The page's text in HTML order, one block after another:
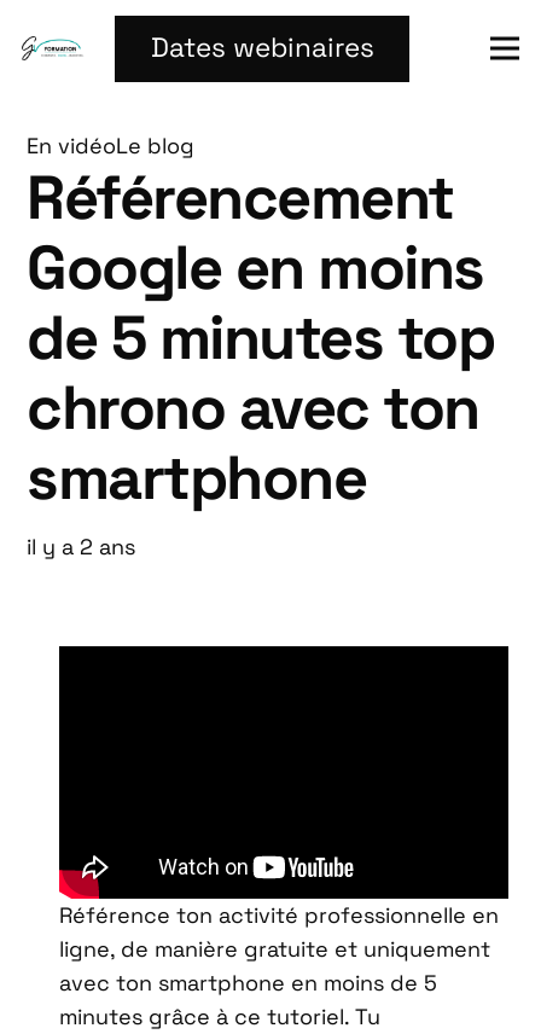
Dates webinaires
En vidéoLe blog
Référencement
Google en moins
de 5 minutes top
chrono avec ton
smartphone
il y a 2 ans
Référence ton activité professionnelle en
ligne, de manière gratuite et uniquement
avec ton smartphone en moins de 5
minutes grâce à ce tutoriel. Tu